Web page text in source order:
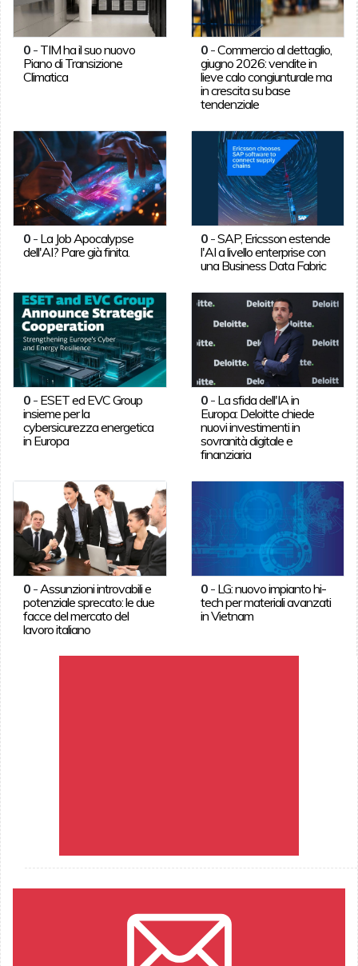
0- TIM ha il suo nuovo
Piano di Transizione
Climatica
0 -Commercio al dettaglio,
giugno 2026: vendite in
lieve calo congiunturale ma
in crescita su base
tendenziale
0- La Job Apocalypse
dell'AI? Pare già finita.
0 -SAP, Ericsson estende
l'AI a livello enterprise con
una Business Data Fabric
0- ESET ed EVC Group
insieme per la
cybersicurezza energetica
in Europa
0 - La sfida dell'IA in
Europa: Deloitte chiede
nuovi investimenti in
sovranità digitale e
finanziaria
0- Assunzioni introvabili e
potenziale sprecato: le due
facce del mercato del
lavoro italiano
0 - LG: nuovo impianto hi-
tech per materiali avanzati
in Vietnam